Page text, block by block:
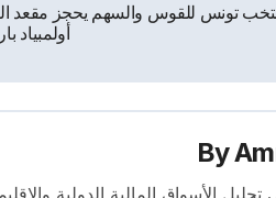
تونس للقوس والسهم يحجز مقعد
أولمبياد
By
كبيرة في تحليل الأسواق المالية الدولية